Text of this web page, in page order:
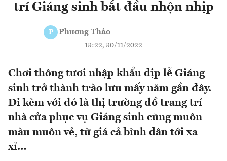
trí Giáng sinh bắt đầu nhộn nhịp
P Phương Thảo
13:22, 30/11/2022
Chơi thông tươi nhập khẩu dịp lễ Giáng
sinh trở thành trào lưu mấy năm gần đây.
Đi kèm với đó là thị trường đồ trang trí
nhà cửa phục vụ Giáng sinh cũng muôn
màu muôn vẻ, từ giá cả bình dân tới xa
xỉ…